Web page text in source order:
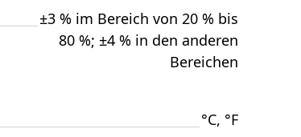
±3 % im Bereich von 20 % bis
80 %; ±4 % in den anderen
Bereichen
°C, °F